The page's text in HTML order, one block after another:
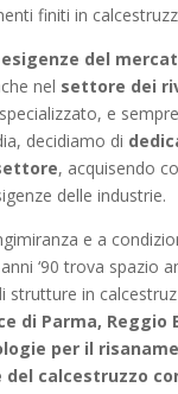
finiti in
esigenze del
nel settore dei
e
decidiamo di
, acquisendo
delle industrie.
e a
‘90 trova spazio
strutture in
di Parma, Reggio
per il
del calcestruzzo